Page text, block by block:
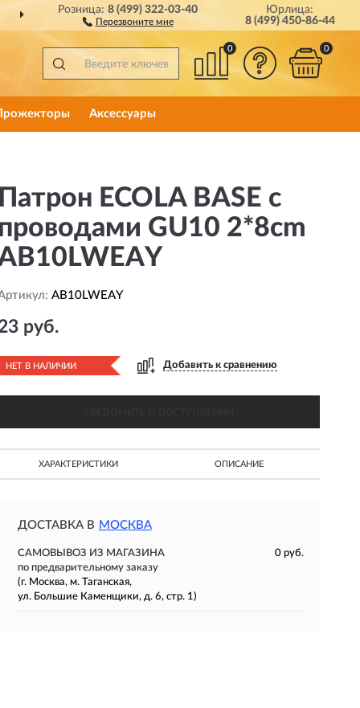
ДОСТАВИМ ПО ВСЕЙ РОССИИ
Розница:8 (499) 322-03-40
Перезвоните мне
Юрлица:
8 (499) 450-86-44
0 0
Аксессуары
ECOLA BASE с
GU10 2*8cm
AB10LWEAY
руб.
НЕТ В НАЛИЧИИ Добавить к сравнению
ХАРАКТЕРИСТИКИ ОПИСАНИЕ
ДОСТАВКА В МОСКВА
САМОВЫВОЗ ИЗ МАГАЗИНА
0 руб.
по предварительному заказу
(г. Москва, м. Таганская,
ул. Большие Каменщики, д. 6, стр. 1)